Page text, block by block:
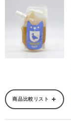
商品比較リスト